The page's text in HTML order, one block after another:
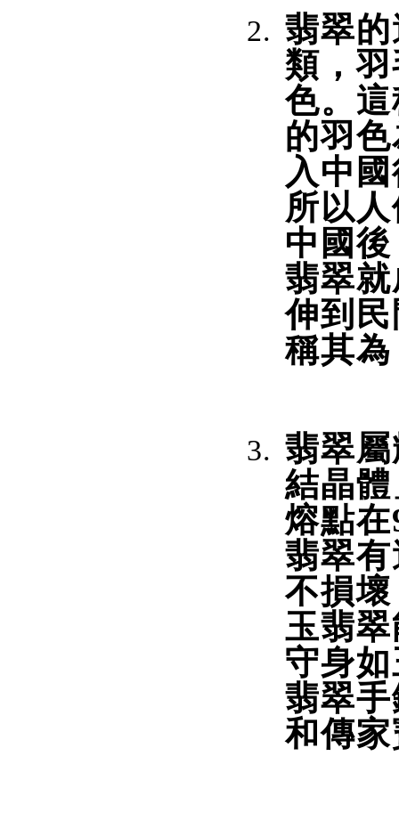
翡翠
類，
色。
的羽
入中
所以
中國
翡翠
伸到
稱其
翡翠
結晶
熔點
翡翠
不損
玉翡
守身
翡翠
和傳